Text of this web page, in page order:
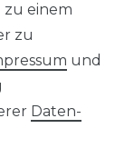
einem
zu
und
Daten­